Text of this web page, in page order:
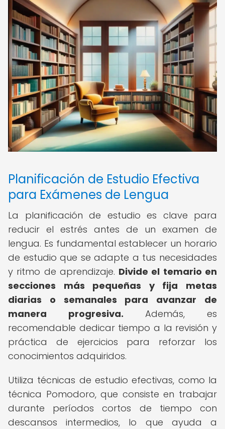
Planificación de Estudio Efectiva
para Exámenes de Lengua
La planificación de estudio es clave para
reducir el estrés antes de un examen de
lengua. Es fundamental establecer un horario
de estudio que se adapte a tus necesidades
y ritmo de aprendizaje. Divide el temario en
secciones más pequeñas y fija metas
diarias o semanales para avanzar de
manera progresiva. Además, es
recomendable dedicar tiempo a la revisión y
práctica de ejercicios para reforzar los
conocimientos adquiridos.
Utiliza técnicas de estudio efectivas, como la
técnica Pomodoro, que consiste en trabajar
durante períodos cortos de tiempo con
descansos intermedios, lo que ayuda a